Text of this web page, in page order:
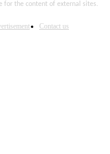
for the content of external sites.
Contact us